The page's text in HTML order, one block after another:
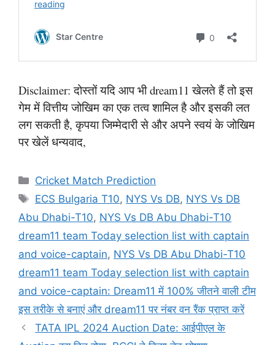
Disclaimer: दोस्तों यदि आप भी dream11 खेलते हैं तो इस
गेम में वित्तीय जोखिम का एक तत्व शामिल है और इसकी लत
लग सकती है, कृपया जिम्मेदारी से और अपने स्वयं के जोखिम
पर खेलें धन्यवाद,
Categories
Cricket Match Prediction
Tags
ECS Bulgaria T10, NYS Vs DB, NYS Vs DB
Abu Dhabi-T10, NYS Vs DB Abu Dhabi-T10
dream11 team Today selection list with captain
and voice-captain, NYS Vs DB Abu Dhabi-T10
dream11 team Today selection list with captain
and voice-captain: Dream11 में 100% जीतने वाली टीम
इस तरीके से बनाएं और dream11 पर नंबर वन रैंक प्राप्त करें
TATA IPL 2024 Auction Date: आईपीएल के